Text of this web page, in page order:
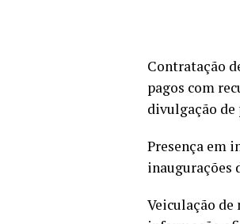
Contratação
pagos com
divulgação de
Presença em
inaugurações
Veiculação de